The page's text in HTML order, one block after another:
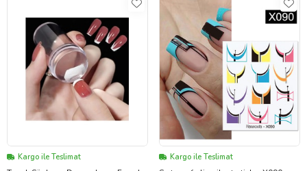
Kargo ile Teslimat Kargo ile Teslimat